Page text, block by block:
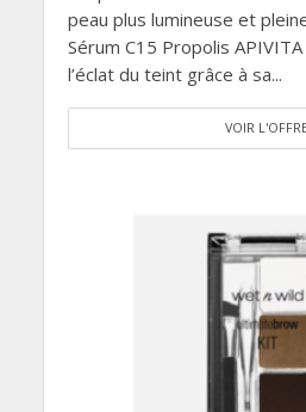
peau plus lumineuse et
Sérum C15 Propolis
l’éclat du teint grâce à sa...
VOIR